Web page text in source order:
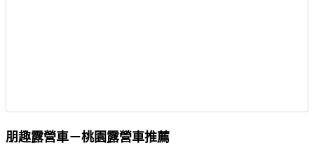
朋趣露營車－桃園露營車推薦